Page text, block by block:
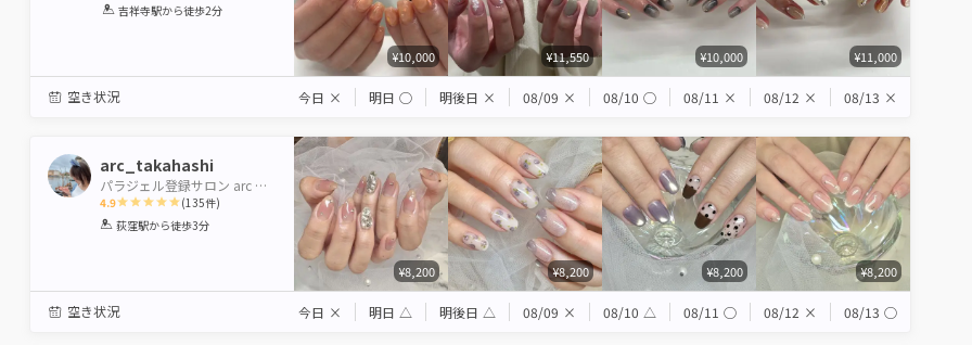
1 2 3 4 5
吉祥寺駅から徒歩2分
¥10,000 ¥11,550 ¥10,000 ¥11,000
空き状況 今日 × 明日 ◯ 明後日 × 08/09 × 08/10 ◯ 08/11 × 08/12 × 08/13 ×
arc_takahashi
パラジェル登録サロン arc by neolive 荻窪店 【アルクバイネオリーブ】
4.9
1 2 3 4 5
(135件)
荻窪駅から徒歩3分
¥8,200 ¥8,200 ¥8,200 ¥8,200
空き状況 今日 × 明日 △ 明後日 △ 08/09 × 08/10 △ 08/11 ◯ 08/12 × 08/13 ◯